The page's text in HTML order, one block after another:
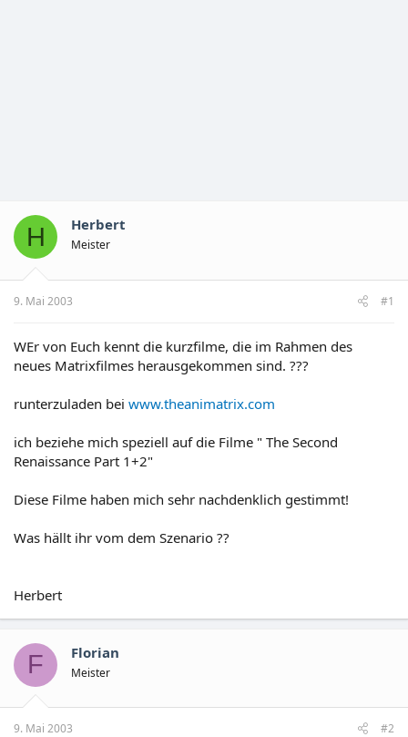
H Herbert
Meister
9. Mai 2003 #1
WEr von Euch kennt die kurzfilme, die im Rahmen des
neues Matrixfilmes herausgekommen sind. ???
runterzuladen bei www.theanimatrix.com
ich beziehe mich speziell auf die Filme " The Second
Renaissance Part 1+2"
Diese Filme haben mich sehr nachdenklich gestimmt!
Was hällt ihr vom dem Szenario ??
Herbert
F Florian
Meister
9. Mai 2003 #2